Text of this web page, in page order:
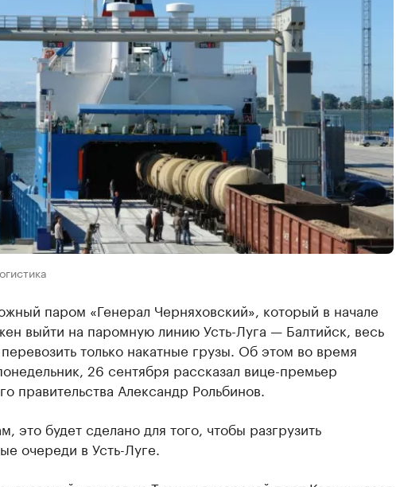
паром «Генерал Черняховский», который в начале
выйти на паромную линию Усть-Луга — Балтийск, весь
только накатные грузы. Об этом во время
26 сентября рассказал вице-премьер
правительства Александр Рольбинов.
это будет сделано для того, чтобы разгрузить
очереди в Усть-Луге.